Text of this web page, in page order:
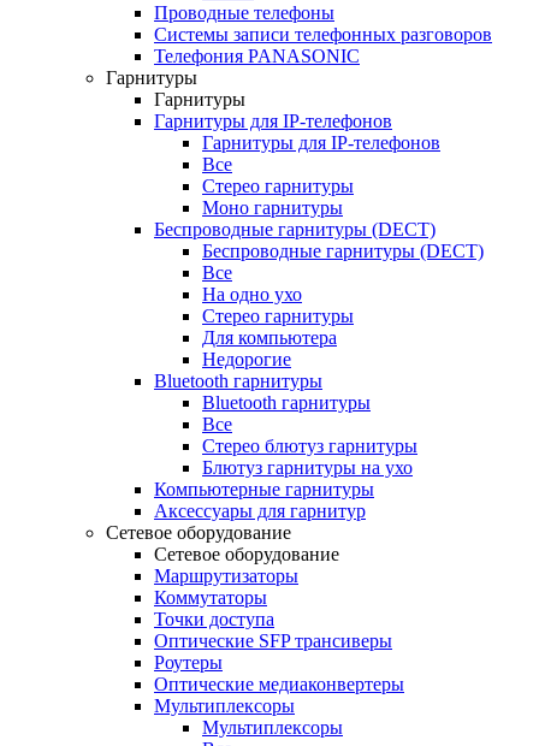
Проводные телефоны
Системы записи телефонных разговоров
Телефония PANASONIC
Гарнитуры
Гарнитуры
Гарнитуры для IP-телефонов
Гарнитуры для IP-телефонов
Все
Стерео гарнитуры
Моно гарнитуры
Беспроводные гарнитуры (DECT)
Беспроводные гарнитуры (DECT)
Все
На одно ухо
Стерео гарнитуры
Для компьютера
Недорогие
Bluetooth гарнитуры
Bluetooth гарнитуры
Все
Стерео блютуз гарнитуры
Блютуз гарнитуры на ухо
Компьютерные гарнитуры
Аксессуары для гарнитур
Сетевое оборудование
Сетевое оборудование
Маршрутизаторы
Коммутаторы
Точки доступа
Оптические SFP трансиверы
Роутеры
Оптические медиаконвертеры
Мультиплексоры
Мультиплексоры